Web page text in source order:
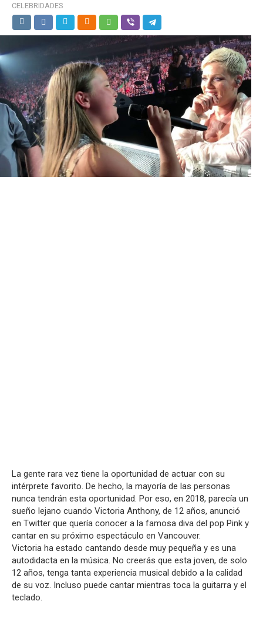
CELEBRIDADES
La gente rara vez tiene la oportunidad de actuar con su
intérprete favorito. De hecho, la mayoría de las personas
nunca tendrán esta oportunidad. Por eso, en 2018, parecía un
sueño lejano cuando Victoria Anthony, de 12 años, anunció
en Twitter que quería conocer a la famosa diva del pop Pink y
cantar en su próximo espectáculo en Vancouver.
Victoria ha estado cantando desde muy pequeña y es una
autodidacta en la música. No creerás que esta joven, de solo
12 años, tenga tanta experiencia musical debido a la calidad
de su voz. Incluso puede cantar mientras toca la guitarra y el
teclado.